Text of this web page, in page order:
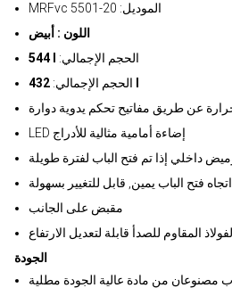
MRFvc 5501-20 :الموديل
اللون : أبيض
544 l
:الحجم الإجمالي
الحجم الإجمالي:
عن طريق مفاتيح تحكم يدوية دوارة
LED إضاءة أمامية مثالية للأدراج
داخلي إذا تم فتح الباب لفترة طويلة
اتجاه فتح الباب يمين, قابل للتغيير بسهولة
مقبض على الجانب
المقاوم للصدأ قابلة لتعديل الارتفاع
الجودة
مصنوعان من مادة عالية الجودة مطلية